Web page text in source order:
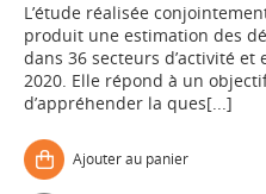
L’étude réalisée
produit une estimation des
dans 36 secteurs d’activité
2020. Elle répond à un
d’appréhender la ques[...]
Ajouter au panier
Appels à